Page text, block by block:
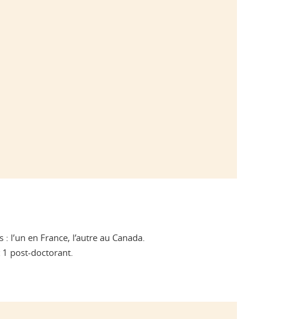
en France, l’autre au Canada.
1 post-doctorant.